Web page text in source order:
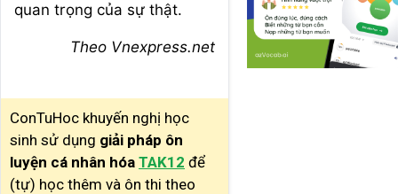
quan trọng của sự thật.
Theo Vnexpress.net
ConTuHoc khuyến nghị học
sinh sử dụng giải pháp ôn
luyện cá nhân hóa TAK12 để
(tự) học thêm và ôn thi theo